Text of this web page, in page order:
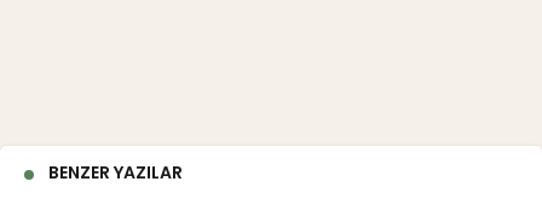
BENZER YAZILAR